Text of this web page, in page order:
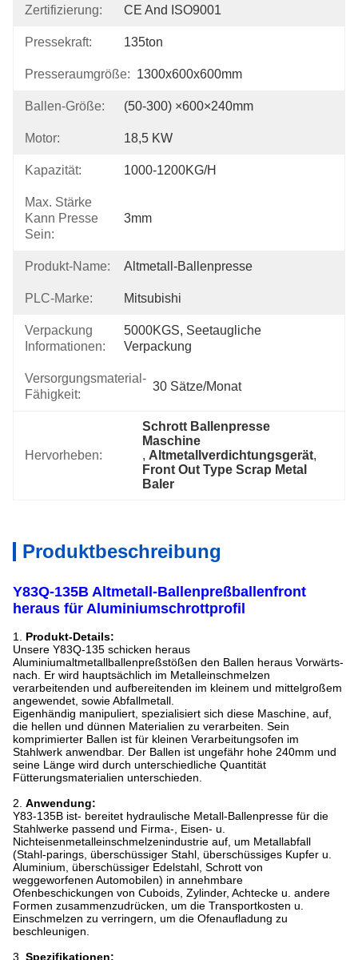
Zertifizierung: CE And ISO9001
Pressekraft: 135ton
Presseraumgröße: 1300x600x600mm
Ballen-Größe: (50-300) ×600×240mm
Motor: 18,5 KW
Kapazität: 1000-1200KG/h
Max. Stärke
Kann Presse
Sein:
3mm
Produkt-Name: Altmetall-Ballenpresse
PLC-Marke: Mitsubishi
Verpackung
Informationen:
5000KGS, Seetaugliche
Verpackung
Versorgungsmaterial-
Fähigkeit:
30 Sätze/Monat
Hervorheben:
Schrott Ballenpresse
Maschine
, Altmetallverdichtungsgerät,
Front Out Type Scrap Metal
Baler
Produktbeschreibung
Y83Q-135B Altmetall-Ballenpreßballenfront
heraus für Aluminiumschrottprofil
1. Produkt-Details:
Unsere Y83Q-135 schicken heraus
Aluminiumaltmetallballenpreßstößen den Ballen heraus Vorwärts-
nach. Er wird hauptsächlich im Metalleinschmelzen
verarbeitenden und aufbereitenden im kleinem und mittelgroßem
angewendet, sowie Abfallmetall.
Eigenhändig manipuliert, spezialisiert sich diese Maschine, auf,
die hellen und dünnen Materialien zu verarbeiten. Sein
komprimierter Ballen ist für kleinen Verarbeitungsofen im
Stahlwerk anwendbar. Der Ballen ist ungefähr hohe 240mm und
seine Länge wird durch unterschiedliche Quantität
Fütterungsmaterialien unterschieden.
2. Anwendung:
Y83-135B ist- bereitet hydraulische Metall-Ballenpresse für die
Stahlwerke passend und Firma-, Eisen- u.
Nichteisenmetalleinschmelzenindustrie auf, um Metallabfall
(Stahl-parings, überschüssiger Stahl, überschüssiges Kupfer u.
Aluminium, überschüssiger Edelstahl, Schrott von
weggeworfenen Automobilen) in annehmbare
Ofenbeschickungen von Cuboids, Zylinder, Achtecke u. andere
Formen zusammenzudrücken, um die Transportkosten u.
Einschmelzen zu verringern, um die Ofenaufladung zu
beschleunigen.
3. Spezifikationen: